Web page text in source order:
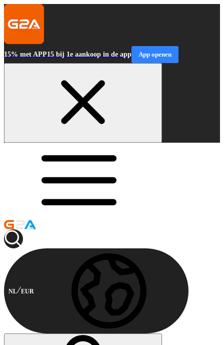
15% met APP15 bij 1e aankoop in de app App openen
NL EUR